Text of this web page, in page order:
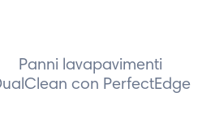
Panni lavapavimenti
con PerfectEdge